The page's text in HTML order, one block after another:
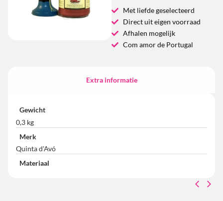
Met liefde geselecteerd
Direct uit eigen voorraad
Afhalen mogelijk
Com amor de Portugal
Extra informatie
Gewicht
0,3 kg
Merk
Quinta d'Avó
Materiaal